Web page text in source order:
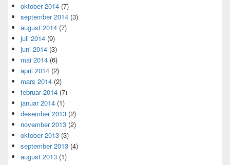
oktober 2014 (7)
september 2014 (3)
august 2014 (7)
juli 2014 (9)
juni 2014 (3)
mai 2014 (6)
april 2014 (2)
mars 2014 (2)
februar 2014 (7)
januar 2014 (1)
desember 2013 (2)
november 2013 (2)
oktober 2013 (3)
september 2013 (4)
august 2013 (1)